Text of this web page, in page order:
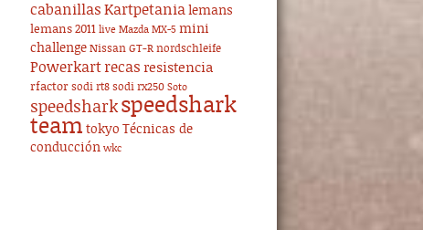
cabanillas Kartpetanialemans
lemans 2011 live Mazda MX-5 mini
challenge Nissan GT-R nordschleife
Powerkart recas resistencia
rfactor sodi rt8 sodi rx250 Soto
speedshark speedshark
team tokyo Técnicas de
conducción wkc